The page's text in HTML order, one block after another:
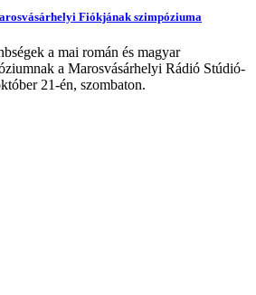
Fiókjának szimpóziuma
a mai román és magyar
a Marosvásárhelyi Rádió Stúdió-
21-én, szombaton.